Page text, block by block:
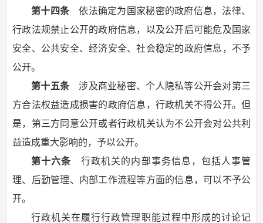
第十四条依法确定为国家秘密的政府信息，法律、
行政法规禁止公开的政府信息，以及公开后可能危及国家
安全、公共安全、经济安全、社会稳定的政府信息，不予
公开。
第十五条涉及商业秘密、个人隐私等公开会对第三
方合法权益造成损害的政府信息，行政机关不得公开。但
是，第三方同意公开或者行政机关认为不公开会对公共利
益造成重大影响的，予以公开。
第十六条 行政机关的内部事务信息，包括人事管
理、后勤管理、内部工作流程等方面的信息，可以不予公
开。
行政机关在履行行政管理职能过程中形成的讨论记